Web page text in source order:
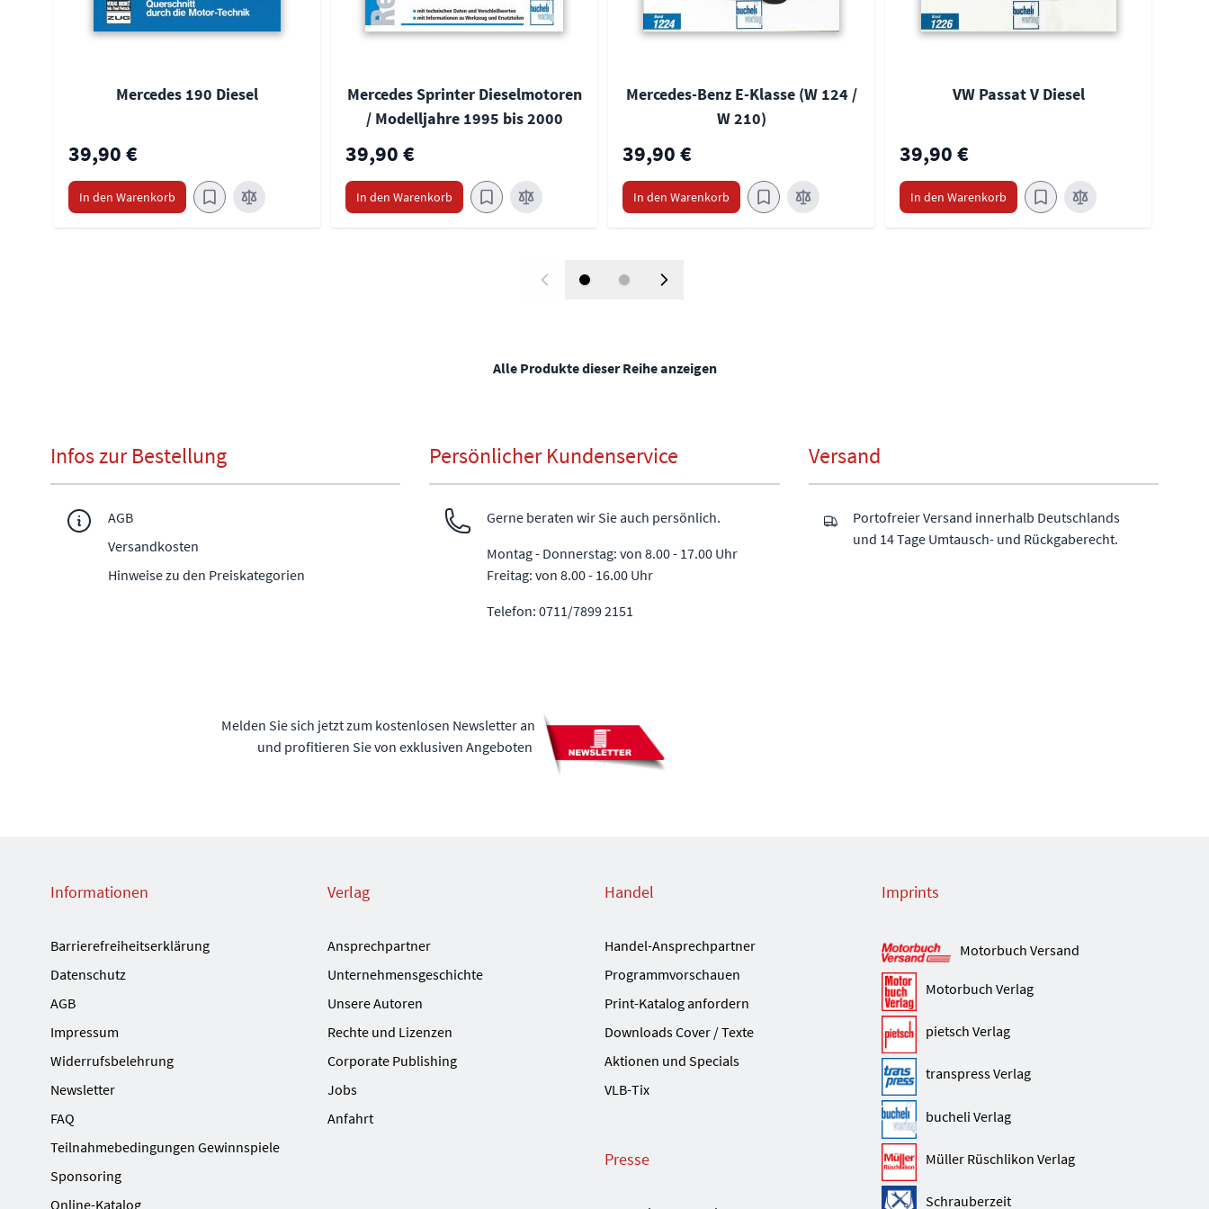
Mercedes 190 Diesel
39,90 €
In den Warenkorb
Mercedes Sprinter Dieselmotoren
/ Modelljahre 1995 bis 2000
39,90 €
In den Warenkorb
Mercedes-Benz E-Klasse (W 124 /
W 210)
39,90 €
In den Warenkorb
VW Passat V Diesel
39,90 €
In den Warenkorb
Alle Produkte dieser Reihe anzeigen
Infos zur Bestellung
AGB
Versandkosten
Hinweise zu den Preiskategorien
Persönlicher Kundenservice
Gerne beraten wir Sie auch persönlich.
Montag - Donnerstag: von 8.00 - 17.00 Uhr
Freitag: von 8.00 - 16.00 Uhr
Telefon: 0711/7899 2151
Versand
Portofreier Versand innerhalb Deutschlands
und 14 Tage Umtausch- und Rückgaberecht.
Melden Sie sich jetzt zum kostenlosen Newsletter an
und profitieren Sie von exklusiven Angeboten
Informationen
Barrierefreiheitserklärung
Datenschutz
AGB
Impressum
Widerrufsbelehrung
Newsletter
FAQ
Teilnahmebedingungen Gewinnspiele
Sponsoring
Online-Katalog
Verlag
Ansprechpartner
Unternehmensgeschichte
Unsere Autoren
Rechte und Lizenzen
Corporate Publishing
Jobs
Anfahrt
Handel
Handel-Ansprechpartner
Programmvorschauen
Print-Katalog anfordern
Downloads Cover / Texte
Aktionen und Specials
VLB-Tix
Presse
Imprints
Motorbuch Versand
Motorbuch Verlag
pietsch Verlag
transpress Verlag
bucheli Verlag
Müller Rüschlikon Verlag
Schrauberzeit